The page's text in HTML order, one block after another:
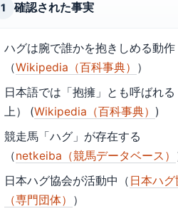
1 確認された事実
ハグは腕で誰かを抱きしめる動作
（Wikipedia（百科事典） ）
日本語では「抱擁」とも呼ばれる
上） (Wikipedia（百科事典） )
競走馬「ハグ」が存在する
（netkeiba（競馬データベース）
日本ハグ協会が活動中（ 日本ハグ
（専門団体） ）